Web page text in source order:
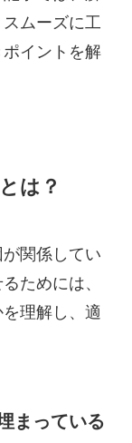
ムーズに工
イントを解
は？
関係してい
ためには、
理解し、適
まっている